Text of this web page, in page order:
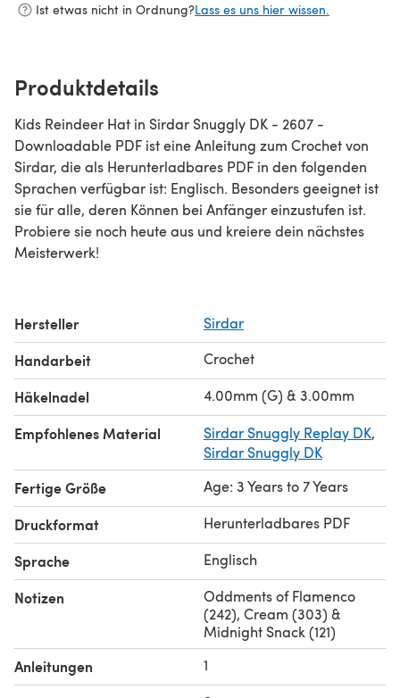
Ist etwas nicht in Ordnung?Lass es uns hier wissen.
Produktdetails
Kids Reindeer Hat in Sirdar Snuggly DK - 2607 -
Downloadable PDF ist eine Anleitung zum Crochet von
Sirdar, die als Herunterladbares PDF in den folgenden
Sprachen verfügbar ist: Englisch. Besonders geeignet ist
sie für alle, deren Können bei Anfänger einzustufen ist.
Probiere sie noch heute aus und kreiere dein nächstes
Meisterwerk!
Hersteller Sirdar
Handarbeit Crochet
Häkelnadel 4.00mm (G) & 3.00mm
Empfohlenes Material Sirdar Snuggly Replay DK,
Sirdar Snuggly DK
Fertige Größe Age: 3 Years to 7 Years
Druckformat Herunterladbares PDF
Sprache Englisch
Notizen
Oddments of Flamenco
(242), Cream (303) &
Midnight Snack (121)
Anleitungen 1